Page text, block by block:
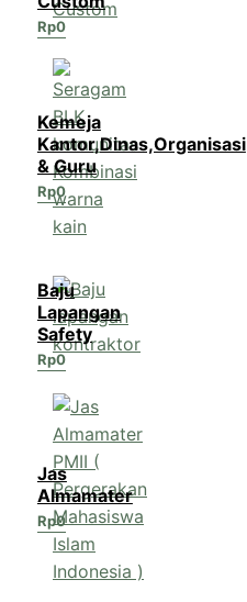
Rp0
Kemeja
Kantor,Dinas,Organisasi
& Guru
Rp0
Baju
Lapangan
Safety
Rp0
Jas
Almamater
Rp0